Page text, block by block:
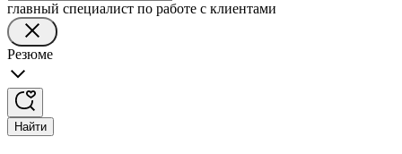
главный специалист по работе с клиентами
Резюме
Найти